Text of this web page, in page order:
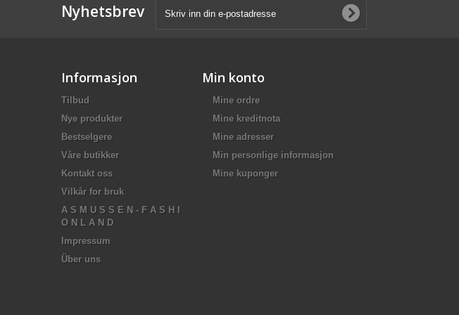
Nyhetsbrev
Informasjon
Tilbud
Nye produkter
Bestselgere
Våre butikker
Kontakt oss
Vilkår for bruk
A S M U S S E N - F A S H I
O N L A N D
Impressum
Über uns
Min konto
Mine ordre
Mine kreditnota
Mine adresser
Min personlige informasjon
Mine kuponger